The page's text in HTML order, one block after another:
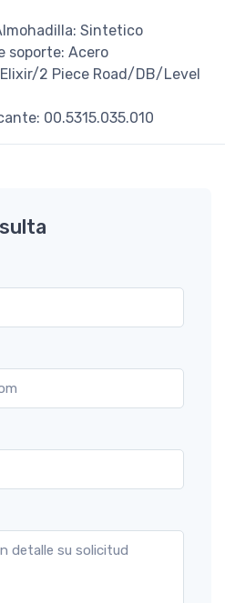
Sintetico
soporte: Acero
2 Piece Road/DB/Level
00.5315.035.010